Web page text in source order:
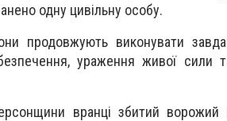
одну цивільну особу.
продовжують виконувати
ураження живої сили
вранці збитий